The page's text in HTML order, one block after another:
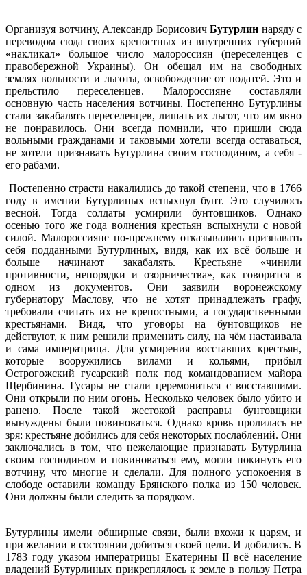
Организуя вотчину, Александр Борисович Бутурлин наряду с
переводом сюда своих крепостных из внутренних губерний
«накликал» большое число малороссиян (переселенцев с
правобережной Украины). Он обещал им на свободных
землях вольности и льготы, освобождение от податей. Это и
прельстило переселенцев. Малороссияне составляли
основную часть населения вотчины. Постепенно Бутурлины
стали закабалять переселенцев, лишать их льгот, что им явно
не понравилось. Они всегда помнили, что пришли сюда
вольными гражданами и таковыми хотели всегда оставаться,
не хотели признавать Бутурлина своим господином, а себя -
его рабами.
Постепенно страсти накалились до такой степени, что в 1766
году в имении Бутурлиных вспыхнул бунт. Это случилось
весной. Тогда солдаты усмирили бунтовщиков. Однако
осенью того же года волнения крестьян вспыхнули с новой
силой. Малороссияне по-прежнему отказывались признавать
себя подданными Бутурлиных, видя, как их всё больше и
больше начинают закабалять. Крестьяне «чинили
противности, непорядки и озорничества», как говорится в
одном из документов. Они заявили воронежскому
губернатору Маслову, что не хотят принадлежать графу,
требовали считать их не крепостными, а государственными
крестьянами. Видя, что уговоры на бунтовщиков не
действуют, к ним решили применить силу, на чём настаивала
и сама императрица. Для усмирения восставших крестьян,
которые вооружились вилами и кольями, прибыл
Острогожский гусарский полк под командованием майора
Щербинина. Гусары не стали церемониться с восставшими.
Они открыли по ним огонь. Несколько человек было убито и
ранено. После такой жестокой расправы бунтовщики
вынуждены были повиноваться. Однако кровь пролилась не
зря: крестьяне добились для себя некоторых послаблений. Они
заключались в том, что нежелающие признавать Бутурлина
своим господином и повиноваться ему, могли покинуть его
вотчину, что многие и сделали. Для полного успокоения в
слободе оставили команду Брянского полка из 150 человек.
Они должны были следить за порядком.
Бутурлины имели обширные связи, были вхожи к царям, и
при желании в состоянии добиться своей цели. И добились. В
1783 году указом императрицы Екатерины II всё население
владений Бутурлиных прикреплялось к земле в пользу Петра